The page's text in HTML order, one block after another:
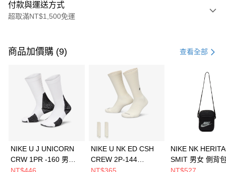
付款與運送方式
超取滿NT$1,500免運
信用卡一次付款
3 期 0 利率 每期 21家銀行
合作金庫商業銀行
第一商業銀行
華南商業銀行
彰化商業銀行
上海商業儲蓄銀行
Apple Pay
全盈+PAY
商品加價購 (9) 查看全部
NIKE U J UNICORN
CRW 1PR -160 男女
中統襪 FZ3393100
NT$446
NIKE U NK ED CSH
CREW 2P-144
EMBRDY 男女 短統襪
NT$365
NIKE NK
SMIT 男女 側背
BA5871010
NT$527